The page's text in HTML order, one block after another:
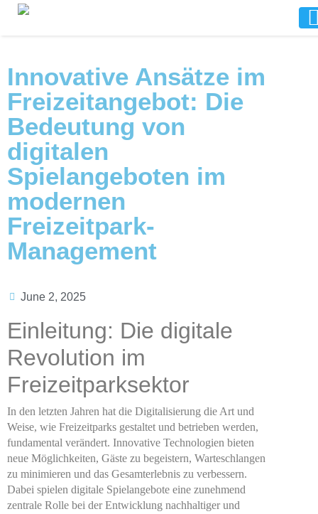
Innovative Ansätze im
Freizeitangebot: Die
Bedeutung von
digitalen
Spielangeboten im
modernen
Freizeitpark-
Management
June 2, 2025
Einleitung: Die digitale
Revolution im
Freizeitparksektor
In den letzten Jahren hat die Digitalisierung die Art und
Weise, wie Freizeitparks gestaltet und betrieben werden,
fundamental verändert. Innovative Technologien bieten
neue Möglichkeiten, Gäste zu begeistern, Warteschlangen
zu minimieren und das Gesamterlebnis zu verbessern.
Dabei spielen digitale Spielangebote eine zunehmend
zentrale Rolle bei der Entwicklung nachhaltiger und